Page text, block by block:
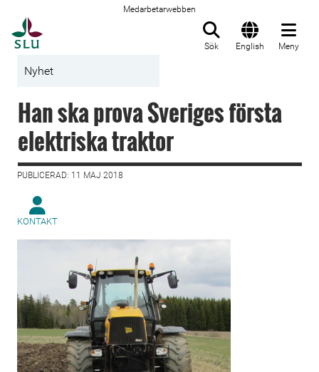
Medarbetarwebben
Sök English Meny
Nyhet
Han ska prova Sveriges första
elektriska traktor
PUBLICERAD: 11 MAJ 2018
KONTAKT